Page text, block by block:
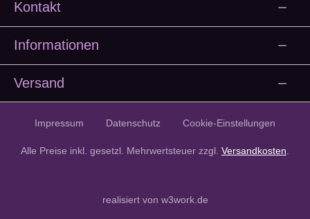
Kontakt
Informationen
Versand
Impressum Datenschutz Cookie-Einstellungen
Alle Preise inkl. gesetzl. Mehrwertsteuer zzgl. Versandkosten.
realisiert von w3work.de